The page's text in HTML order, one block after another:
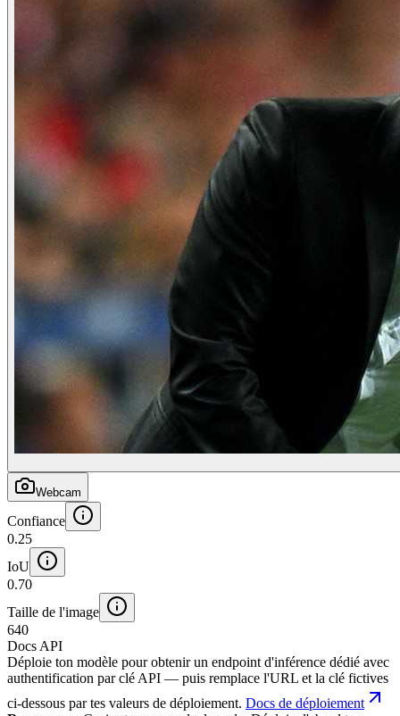
Webcam
Confiance
0.25
IoU
0.70
Taille de l'image
640
Docs API
Déploie ton modèle pour obtenir un endpoint d'inférence dédié avec
authentification par clé API — puis remplace l'URL et la clé fictives
ci-dessous par tes valeurs de déploiement. Docs de déploiement